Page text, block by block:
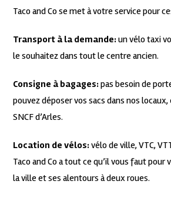
Taco and Co se met à votre service pour
Transport à la demande:un vélo taxi
le souhaitez dans tout le centre ancien.
Consigne à bagages:pas besoin de
pouvez déposer vos sacs dans nos
SNCF d’Arles.
Location de vélos:vélo de ville, VTC,
Taco and Co a tout ce qu’il vous faut
la ville et ses alentours à deux roues.